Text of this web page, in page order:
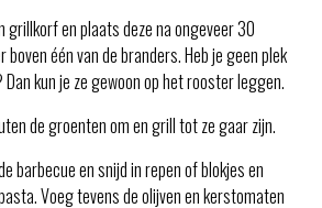
grillkorf en plaats deze na ongeveer 30
één van de branders. Heb je geen plek
kun je ze gewoon op het rooster leggen.
de groenten om en grill tot ze gaar zijn.
barbecue en snijd in repen of blokjes en
Voeg tevens de olijven en kerstomaten